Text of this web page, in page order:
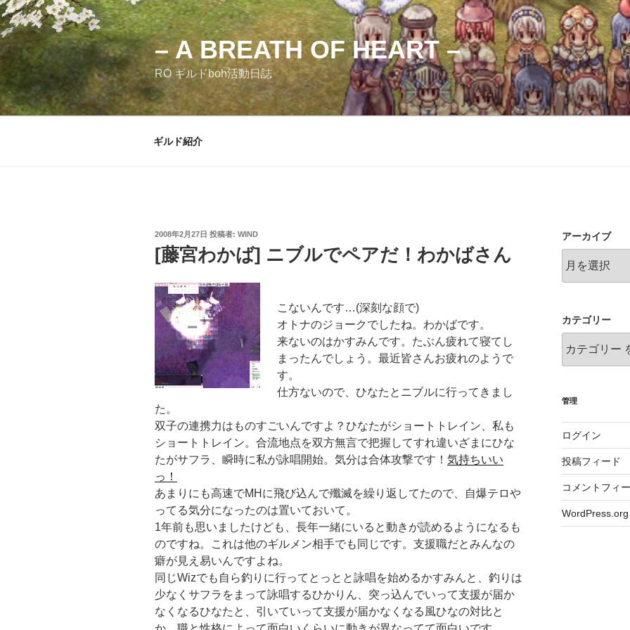
コ
ン
テ
ン
へ
ス
– A BREATH OF HEART –
RO ギルドboh活動日誌
ギルド紹介
投
2008年2月27日 投稿者: WIND
[藤宮わかば] ニブルでペアだ！わかばさん
こないんです…(深刻な顔で)
オトナのジョークでしたね。わかばです。
来ないのはかすみんです。たぶん疲れて寝てし
まったんでしょう。最近皆さんお疲れのようで
す。
仕方ないので、ひなたとニブルに行ってきまし
た。
双子の連携力はものすごいんですよ？ひなたがショートトレイン、私も
ショートトレイン。合流地点を双方無言で把握してすれ違いざまにひな
たがサフラ、瞬時に私が詠唱開始。気分は合体攻撃です！ 気持ちいい
っ！
あまりにも高速でMHに飛び込んで殲滅を繰り返してたので、自爆テロや
ってる気分になったのは置いておいて。
1年前も思いましたけども、長年一緒にいると動きが読めるようになるも
のですね。これは他のギルメン相手でも同じです。支援職だとみんなの
癖が見え易いんですよね。
同じWizでも自ら釣りに行ってとっとと詠唱を始めるかすみんと、釣りは
少なくサフラをまって詠唱するひかりん、突っ込んでいって支援が届か
なくなるひなたと、引いていって支援が届かなくなる風ひなの対比と
アーカイブ
カテゴリー
管理
ログイン
投稿フィード
コメントフィ
WordPress.org